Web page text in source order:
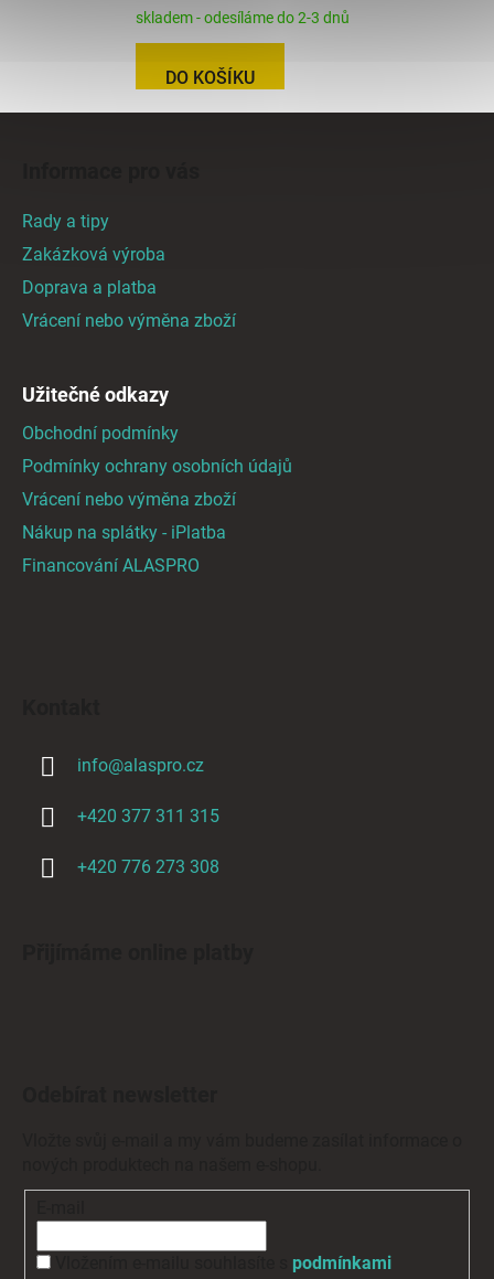
skladem - odesíláme do 2-3 dnů
DO KOŠÍKU
Rady a tipy
Zakázková výroba
Doprava a platba
Vrácení nebo výměna zboží
Užitečné odkazy
Obchodní podmínky
Podmínky ochrany osobních údajů
Vrácení nebo výměna zboží
Nákup na splátky - iPlatba
Financování ALASPRO
info@alaspro.cz
+420 377 311 315
+420 776 273 308
podmínkami